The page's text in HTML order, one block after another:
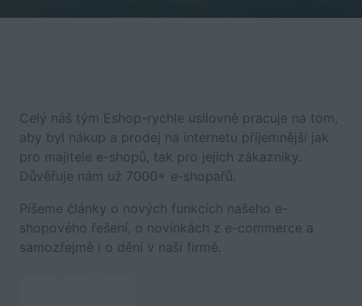
Celý náš tým Eshop-rychle usilovně pracuje na tom,
aby byl nákup a prodej na internetu příjemnější jak
pro majitele e-shopů, tak pro jejich zákazníky.
Důvěřuje nám už 7000+ e-shopařů.
Píšeme články o nových funkcích našeho e-
shopového řešení, o novinkách z e-commerce a
samozřejmě i o dění v naší firmě.